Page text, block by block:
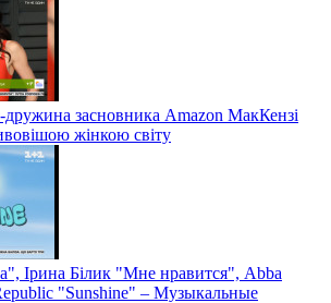
дружина засновника Amazon МакКензі
жінкою світу
Ірина Білик "Мне нравится", Abba
"Sunshine" – Музыкальные